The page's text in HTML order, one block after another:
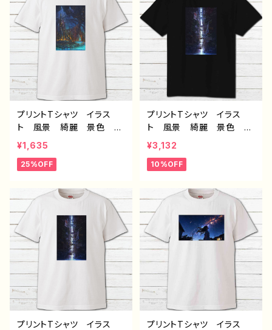
ン コラボ オリジナル
デザイン グッズ タイト
ル：第２の故郷 作：J.タネ
ン コラボ オリジナル
デザイン グッズ タイト
ル：海底洞窟都市 作：J.タ
プリントTシャツ イラス
ト 風景 綺麗 景色 美
しい エモい かっこい
い メンズ レディース
おしゃれ 個性的 おすす
ー 絵師 クリエイター
白 半袖シャツ デザイ
ン コラボ オリジナル
デザイン グッズ タイト
ル：海底洞窟都市 作：J.タ
¥1,635
25%OFF
プリントTシャツ イラス
ト 風景 綺麗 景色 美
しい エモい かっこい
い メンズ レディース
おしゃれ 個性的 おすす
ー 絵師 クリエイター
黒 半袖シャツ デザイ
ン コラボ オリジナル
デザイン グッズ タイト
ル：水没の九龍寨城 作：J.
¥3,132
10%OFF
プリントTシャツ イラス
プリントTシャツ イラス